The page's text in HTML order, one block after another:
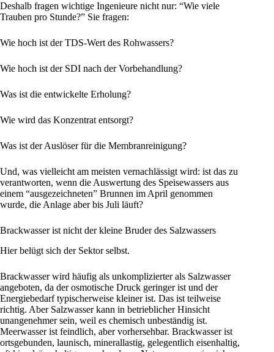
Deshalb fragen wichtige Ingenieure nicht nur: “Wie viele
Trauben pro Stunde?” Sie fragen:
Wie hoch ist der TDS-Wert des Rohwassers?
Wie hoch ist der SDI nach der Vorbehandlung?
Was ist die entwickelte Erholung?
Wie wird das Konzentrat entsorgt?
Was ist der Auslöser für die Membranreinigung?
Und, was vielleicht am meisten vernachlässigt wird: ist das zu
verantworten, wenn die Auswertung des Speisewassers aus
einem “ausgezeichneten” Brunnen im April genommen
wurde, die Anlage aber bis Juli läuft?
Brackwasser ist nicht der kleine Bruder des Salzwassers
Hier belügt sich der Sektor selbst.
Brackwasser wird häufig als unkomplizierter als Salzwasser
angeboten, da der osmotische Druck geringer ist und der
Energiebedarf typischerweise kleiner ist. Das ist teilweise
richtig. Aber Salzwasser kann in betrieblicher Hinsicht
unangenehmer sein, weil es chemisch unbeständig ist.
Meerwasser ist feindlich, aber vorhersehbar. Brackwasser ist
ortsgebunden, launisch, minerallastig, gelegentlich eisenhaltig,